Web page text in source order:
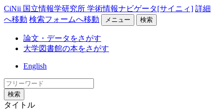
CiNii 国立情報学研究所 学術情報ナビゲータ[サイニィ] 詳細
へ移動 検索フォームへ移動 メニュー 検索
論文・データをさがす
大学図書館の本をさがす
English
検索
タイトル